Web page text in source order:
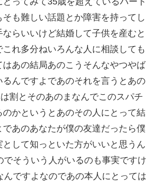
も難しい話題とか障害を持ってし
らいいけど結婚して子供を産むと
れ多分ねいろんな人に相談しても
あの結局あのこうそんなやつやば
んですよであのそれを言うとあの
割とそのあのまなんでこのスパチ
かというとあのその人にとって結
あのあなたが僕の友達だったら僕
して知っといた方がいいと思うん
そういう人がいるのも事実ですけ
ですよなのであの本人にとっては